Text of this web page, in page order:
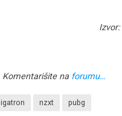
Izvor:
Komentarišite na forumu…
nzxt pubg